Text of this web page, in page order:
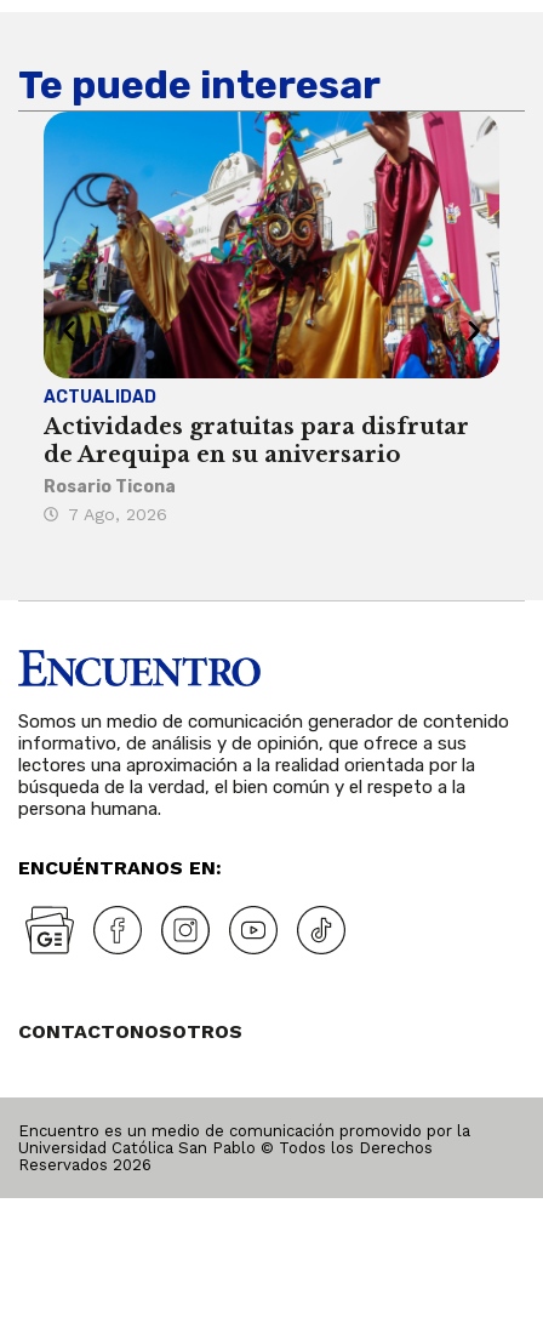
Te puede interesar
ACTUALIDAD
Actividades gratuitas para disfrutar
de Arequipa en su aniversario
Rosario Ticona
7 Ago, 2026
Somos un medio de comunicación generador de contenido
informativo, de análisis y de opinión, que ofrece a sus
lectores una aproximación a la realidad orientada por la
búsqueda de la verdad, el bien común y el respeto a la
persona humana.
ENCUÉNTRANOS EN:
CONTACTONOSOTROS
Encuentro es un medio de comunicación promovido por la
Universidad Católica San Pablo © Todos los Derechos
Reservados 2026